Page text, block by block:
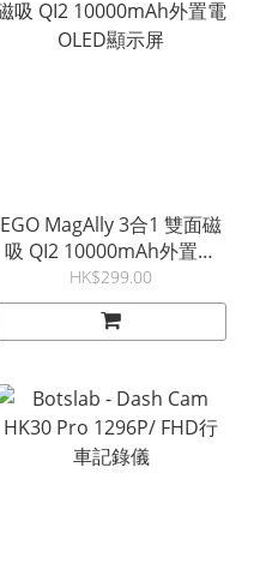
EGO MagAlly 3合1 雙面磁
吸 QI2 10000mAh外置電
OLED顯示屏
HK$299.00